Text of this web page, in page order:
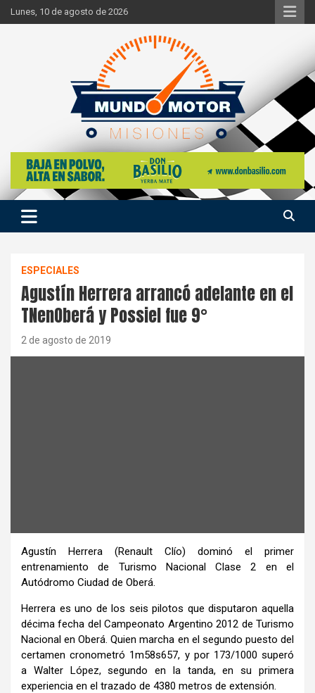
Skip
to
Lunes, 10 de agosto de 2026
Mundo Motor Misiones
Si hay ruido de motores ahí estaremos
ESPECIALES
Agustín Herrera arrancó adelante en el
TNenOberá y Possiel fue 9°
2 de agosto de 2019
Agustín Herrera (Renault Clío) dominó el primer
entrenamiento de Turismo Nacional Clase 2 en el
Autódromo Ciudad de Oberá.
Herrera es uno de los seis pilotos que disputaron aquella
décima fecha del Campeonato Argentino 2012 de Turismo
Nacional en Oberá. Quien marcha en el segundo puesto del
certamen cronometró 1m58s657, y por 173/1000 superó
a Walter López, segundo en la tanda, en su primera
experiencia en el trazado de 4380 metros de extensión.